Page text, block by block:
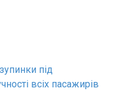
під
всіх пасажирів